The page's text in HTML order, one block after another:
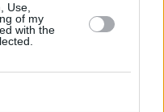
Use,
of my
with the